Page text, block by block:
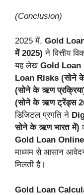
(Conclusion)
2025 में, Gold
में 2025) ने वित्तीय
यह लेख Gold Loan
Loan Risks (सोने
(सोने के ऋण
(सोने के ऋण ट्रेंड्स
डिजिटल प्रगति ने
सोने के ऋण भारत में)
Gold Loan
माध्यम से आसान
मिलती है।
Gold Loan